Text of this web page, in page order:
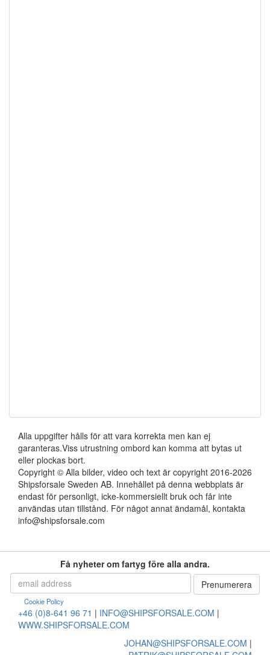
Alla uppgifter hålls för att vara korrekta men kan ej
garanteras.Viss utrustning ombord kan komma att bytas ut
eller plockas bort.
Copyright © Alla bilder, video och text är copyright 2016-2026
Shipsforsale Sweden AB. Innehållet på denna webbplats är
endast för personligt, icke-kommersiellt bruk och får inte
användas utan tillstånd. För något annat ändamål, kontakta
info@shipsforsale.com
Få nyheter om fartyg före alla andra.
Cookie Policy
+46 (0)8-641 96 71 | INFO@SHIPSFORSALE.COM |
WWW.SHIPSFORSALE.COM
JOHAN@SHIPSFORSALE.COM |